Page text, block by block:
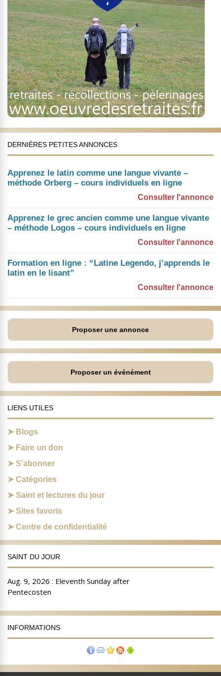
DERNIÈRES PETITES ANNONCES
Apprenez le latin comme une langue vivante –
méthode Orberg – cours individuels en ligne
Consulter l'annonce
Apprenez le grec ancien comme une langue vivante
– méthode Logos – cours individuels en ligne
Consulter l'annonce
Formation en ligne : “Latine Legendo, j’apprends le
latin en le lisant”
Consulter l'annonce
Proposer une annonce
Proposer un événément
LIENS UTILES
Blogs
Faire un don
S’abonner
Catégories
Saint et lectures du jour
Sites favoris
Centre de confidentialité
SAINT DU JOUR
INFORMATIONS